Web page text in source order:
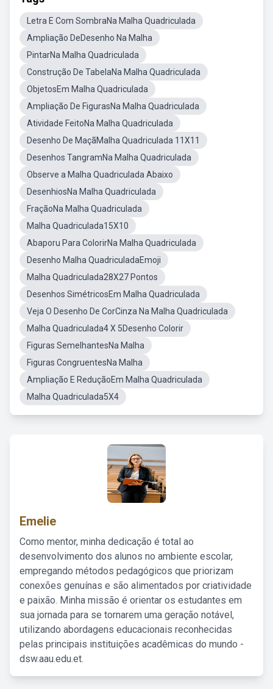
Letra E Com SombraNa Malha Quadriculada
Ampliação DeDesenho Na Malha
PintarNa Malha Quadriculada
Construção De TabelaNa Malha Quadriculada
ObjetosEm Malha Quadriculada
Ampliação De FigurasNa Malha Quadriculada
Atividade FeitoNa Malha Quadriculada
Desenho De MaçãMalha Quadriculada 11X11
Desenhos TangramNa Malha Quadriculada
Observe a Malha Quadriculada Abaixo
DesenhiosNa Malha Quadriculada
FraçãoNa Malha Quadriculada
Malha Quadriculada15X10
Abaporu Para ColorirNa Malha Quadriculada
Desenho Malha QuadriculadaEmoji
Malha Quadriculada28X27 Pontos
Desenhos SimétricosEm Malha Quadriculada
Veja O Desenho De CorCinza Na Malha Quadriculada
Malha Quadriculada4 X 5Desenho Colorir
Figuras SemelhantesNa Malha
Figuras CongruentesNa Malha
Ampliação E ReduçãoEm Malha Quadriculada
Malha Quadriculada5X4
Emelie
Como mentor, minha dedicação é total ao
desenvolvimento dos alunos no ambiente escolar,
empregando métodos pedagógicos que priorizam
conexões genuínas e são alimentados por criatividade
e paixão. Minha missão é orientar os estudantes em
sua jornada para se tornarem uma geração notável,
utilizando abordagens educacionais reconhecidas
pelas principais instituições acadêmicas do mundo -
dsw.aau.edu.et.